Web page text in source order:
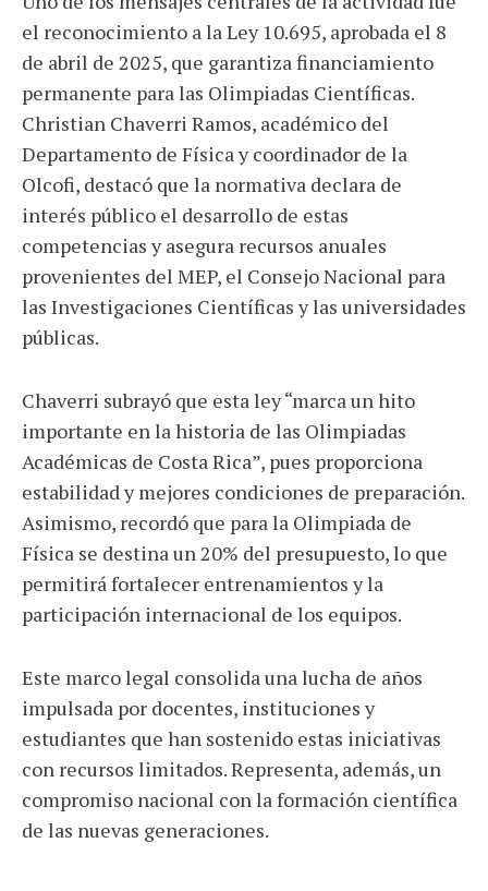
el reconocimiento a la Ley 10.695, aprobada el 8
de abril de 2025, que garantiza financiamiento
permanente para las Olimpiadas Científicas.
Christian Chaverri Ramos, académico del
Departamento de Física y coordinador de la
Olcofi, destacó que la normativa declara de
interés público el desarrollo de estas
competencias y asegura recursos anuales
provenientes del MEP, el Consejo Nacional para
las Investigaciones Científicas y las universidades
públicas.
Chaverri subrayó que esta ley “marca un hito
importante en la historia de las Olimpiadas
Académicas de Costa Rica”, pues proporciona
estabilidad y mejores condiciones de preparación.
Asimismo, recordó que para la Olimpiada de
Física se destina un 20% del presupuesto, lo que
permitirá fortalecer entrenamientos y la
participación internacional de los equipos.
Este marco legal consolida una lucha de años
impulsada por docentes, instituciones y
estudiantes que han sostenido estas iniciativas
con recursos limitados. Representa, además, un
compromiso nacional con la formación científica
de las nuevas generaciones.